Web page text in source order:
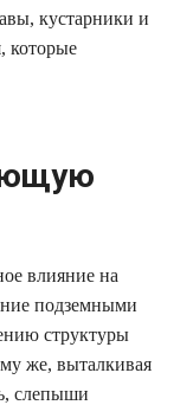
кустарники и
которые
влияние на
подземными
структуры
же, выталкивая
слепыши